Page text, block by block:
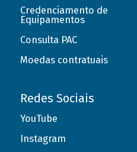
Credenciamento de
Equipamentos
Consulta PAC
Moedas contratuais
Redes Sociais
YouTube
Instagram